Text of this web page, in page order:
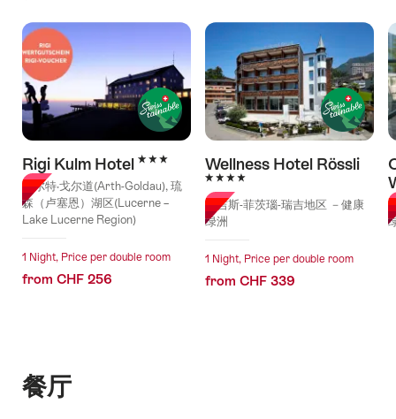
Rigi Kulm Hotel 3 Stars
阿尔特·戈尔道(Arth-Goldau), 琉
森（卢塞恩）湖区(Lucerne –
Lake Lucerne Region)
1 Night, Price per double room
from CHF 256
Wellness Hotel Rössli
4 Stars
韦吉斯-菲茨瑙-瑞吉地区 －健康
绿洲
1 Night, Price per double room
from CHF 339
餐厅